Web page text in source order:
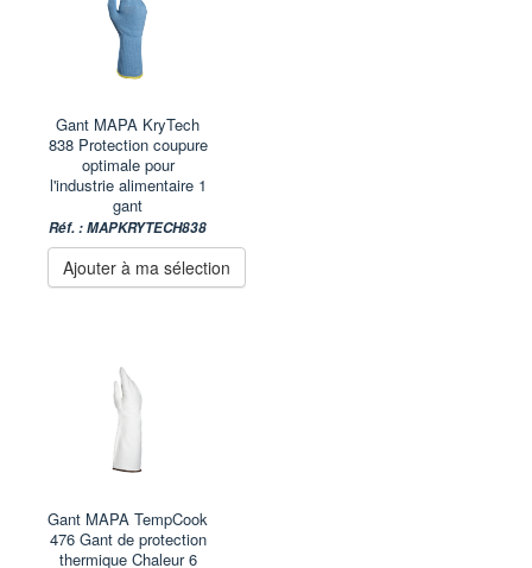
Gant MAPA KryTech
838 Protection coupure
optimale pour
l'industrie alimentaire 1
gant
Réf. : MAPKRYTECH838
Ajouter à ma sélection
Gant MAPA TempCook
476 Gant de protection
thermique Chaleur 6